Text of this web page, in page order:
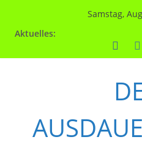
Samstag,
Aktuelles: